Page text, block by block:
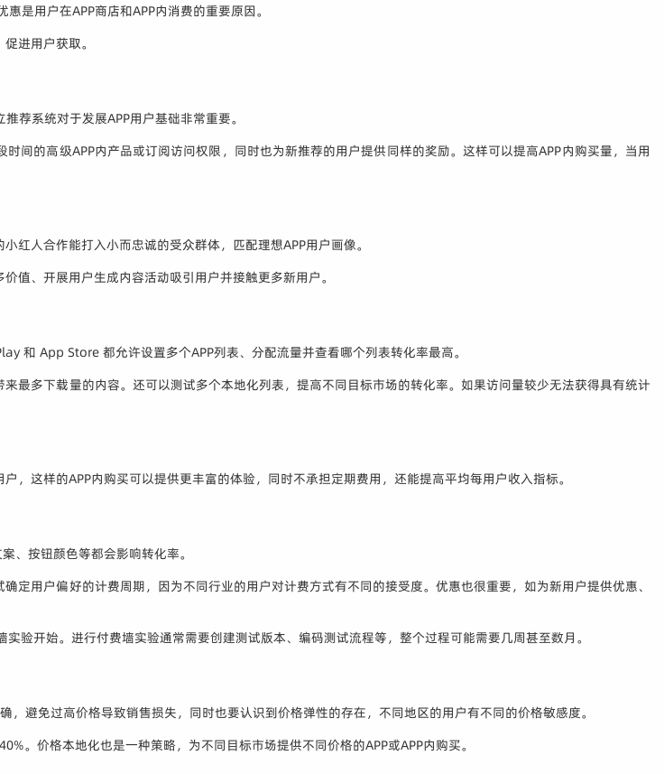
是用户在APP商店和APP内消费的重要原因。
进用户获取。
荐系统对于发展APP用户基础非常重要。
间的高级APP内产品或订阅访问权限，同时也为新推荐的用户提供同样的奖励。这样可以提高APP内购买量，当用
红人合作能打入小而忠诚的受众群体，匹配理想APP用户画像。
值、开展用户生成内容活动吸引用户并接触更多新用户。
和 App Store 都允许设置多个APP列表、分配流量并查看哪个列表转化率最高。
最多下载量的内容。还可以测试多个本地化列表，提高不同目标市场的转化率。如果访问量较少无法获得具有统计
这样的APP内购买可以提供更丰富的体验，同时不承担定期费用，还能提高平均每用户收入指标。
、按钮颜色等都会影响转化率。
用户偏好的计费周期，因为不同行业的用户对计费方式有不同的接受度。优惠也很重要，如为新用户提供优惠、
验开始。进行付费墙实验通常需要创建测试版本、编码测试流程等，整个过程可能需要几周甚至数月。
避免过高价格导致销售损失，同时也要认识到价格弹性的存在，不同地区的用户有不同的价格敏感度。
。价格本地化也是一种策略，为不同目标市场提供不同价格的APP或APP内购买。